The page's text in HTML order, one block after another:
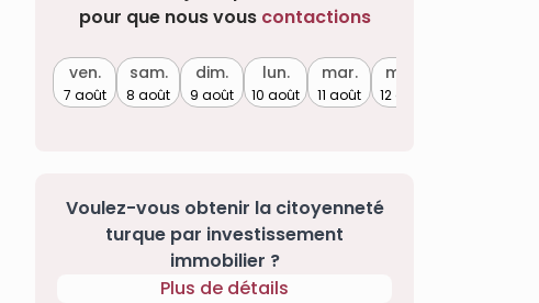
pour que nous vous contactions
ven.
7 août
sam.
8 août
dim.
9 août
lun.
10 août
mar.
11 août
mer.
12 août
Voulez-vous obtenir la citoyenneté
turque par investissement
immobilier ?
Plus de détails